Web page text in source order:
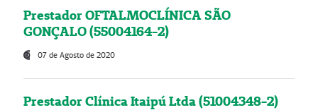
Prestador OFTALMOCLÍNICA SÃO
GONÇALO (55004164-2)
07 de Agosto de 2020
Prestador Clínica Itaipú Ltda (51004348-2)